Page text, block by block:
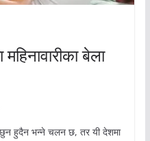
बेला
छुन हुदैन भन्ने चलन छ, तर यी देशमा